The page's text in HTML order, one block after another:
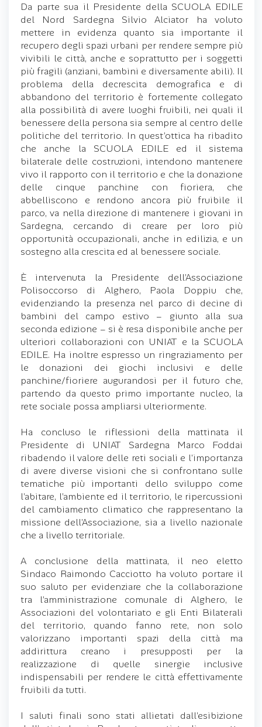
Da parte sua il Presidente della SCUOLA EDILE
del Nord Sardegna Silvio Alciator ha voluto
mettere in evidenza quanto sia importante il
recupero degli spazi urbani per rendere sempre più
vivibili le città, anche e soprattutto per i soggetti
più fragili (anziani, bambini e diversamente abili). Il
problema della decrescita demografica e di
abbandono del territorio è fortemente collegato
alla possibilità di avere luoghi fruibili, nei quali il
benessere della persona sia sempre al centro delle
politiche del territorio. In quest’ottica ha ribadito
che anche la SCUOLA EDILE ed il sistema
bilaterale delle costruzioni, intendono mantenere
vivo il rapporto con il territorio e che la donazione
delle cinque panchine con fioriera, che
abbelliscono e rendono ancora più fruibile il
parco, va nella direzione di mantenere i giovani in
Sardegna, cercando di creare per loro più
opportunità occupazionali, anche in edilizia, e un
sostegno alla crescita ed al benessere sociale.
È intervenuta la Presidente dell’Associazione
Polisoccorso di Alghero, Paola Doppiu che,
evidenziando la presenza nel parco di decine di
bambini del campo estivo – giunto alla sua
seconda edizione – si è resa disponibile anche per
ulteriori collaborazioni con UNIAT e la SCUOLA
EDILE. Ha inoltre espresso un ringraziamento per
le donazioni dei giochi inclusivi e delle
panchine/fioriere augurandosi per il futuro che,
partendo da questo primo importante nucleo, la
rete sociale possa ampliarsi ulteriormente.
Ha concluso le riflessioni della mattinata il
Presidente di UNIAT Sardegna Marco Foddai
ribadendo il valore delle reti sociali e l’importanza
di avere diverse visioni che si confrontano sulle
tematiche più importanti dello sviluppo come
l’abitare, l’ambiente ed il territorio, le ripercussioni
del cambiamento climatico che rappresentano la
missione dell’Associazione, sia a livello nazionale
che a livello territoriale.
A conclusione della mattinata, il neo eletto
Sindaco Raimondo Cacciotto ha voluto portare il
suo saluto per evidenziare che la collaborazione
tra l’amministrazione comunale di Alghero, le
Associazioni del volontariato e gli Enti Bilaterali
del territorio, quando fanno rete, non solo
valorizzano importanti spazi della città ma
addirittura creano i presupposti per la
realizzazione di quelle sinergie inclusive
indispensabili per rendere le città effettivamente
fruibili da tutti.
I saluti finali sono stati allietati dall’esibizione